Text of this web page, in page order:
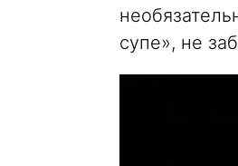
супе», не